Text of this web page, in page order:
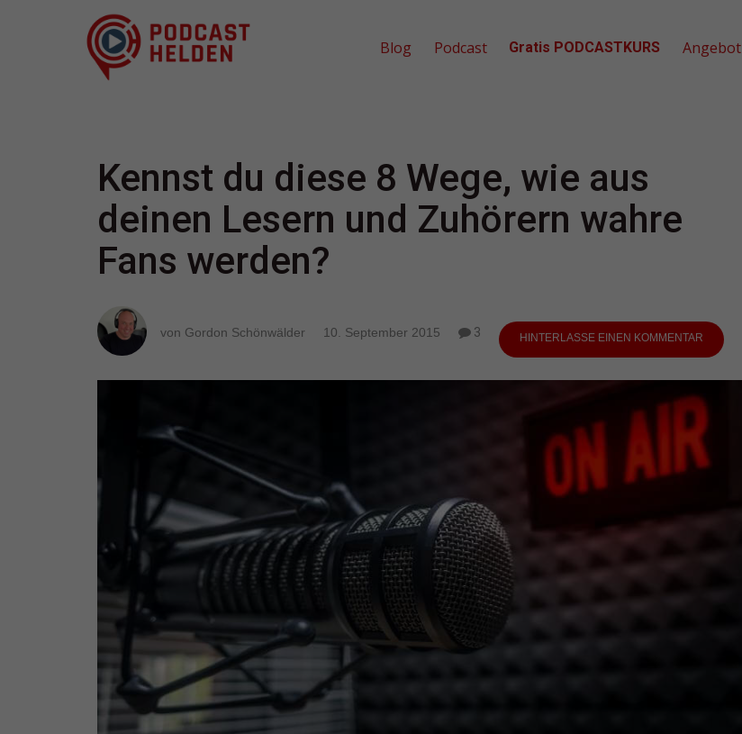
Blog Podcast Gratis PODCASTKURS Angebot
Kennst du diese 8 Wege, wie aus
deinen Lesern und Zuhörern wahre
Fans werden?
von Gordon Schönwälder 10. September 2015 3 HINTERLASSE EINEN KOMMENTAR